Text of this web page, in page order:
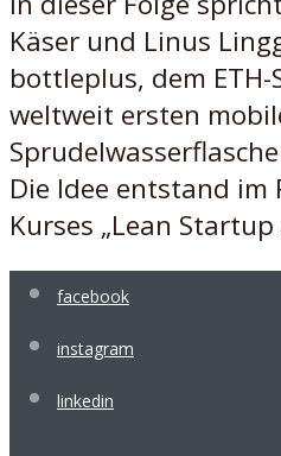
Käser und Linus
bottleplus, dem
weltweit ersten
Die Idee entstand im
Kurses „Lean Startup
facebook
instagram
linkedin